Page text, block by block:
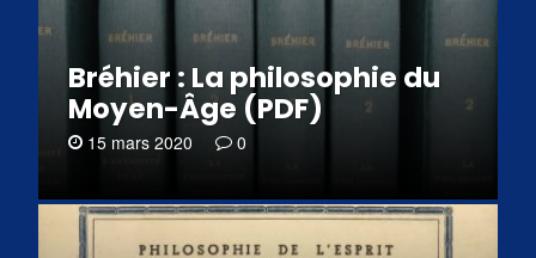
Bréhier : La philosophie du
Moyen-Âge (PDF)
15 mars 2020 0